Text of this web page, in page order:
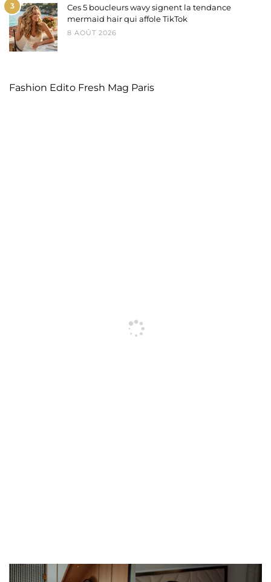
3
Ces 5 boucleurs wavy signent la tendance
mermaid hair qui affole TikTok
8 AOÛT 2026
Fashion Edito Fresh Mag Paris